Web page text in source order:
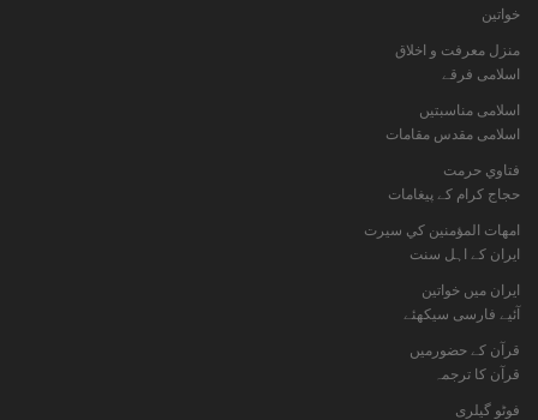
خواتين
منزل معرفت و اخلاق
اسلامی فرقے
اسلامی مناسبتیں
اسلامی مقدس مقامات
فتاوي حرمت
حجاج کرام کے پیغامات
امهات المؤمنين كي سيرت
ایران کے اہل سنت
ایران میں خواتین
آئیے فارسی سیکھئے
قرآن کے حضورمیں
قرآن کا ترجمہ
فوٹو گيلری